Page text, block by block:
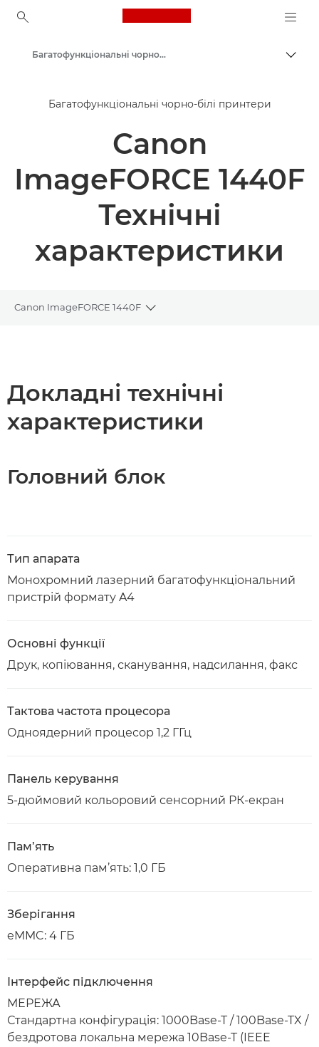
Canon Logo, back to
Рішення та послуги
Продукти для бізнесу
Багатофункціональні принтери — універсальні принтери
Багатофункціональні чорно-білі принтери
Багатофункціональні чорно-білі принтери
Canon
ImageFORCE 1440F
Технічні
характеристики
Canon ImageFORCE 1440F
Toggle breadcrumbs
Докладні технічні
характеристики
Головний блок
Тип апарата
Монохромний лазерний багатофункціональний
пристрій формату A4
Основні функції
Друк, копіювання, сканування, надсилання, факс
Тактова частота процесора
Одноядерний процесор 1,2 ГГц
Панель керування
5-дюймовий кольоровий сенсорний РК-екран
Пам’ять
Оперативна пам’ять: 1,0 ГБ
Зберігання
eMMC: 4 ГБ
Інтерфейс підключення
МЕРЕЖА
Стандартна конфігурація: 1000Base-T / 100Base-TX /
бездротова локальна мережа 10Base-T (IEEE